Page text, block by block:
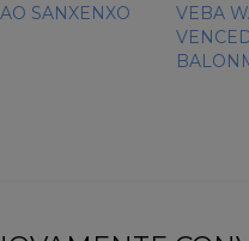
SANXENXO
VEBA